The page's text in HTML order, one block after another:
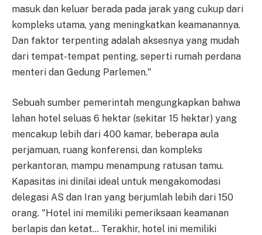
masuk dan keluar berada pada jarak yang cukup dari
kompleks utama, yang meningkatkan keamanannya.
Dan faktor terpenting adalah aksesnya yang mudah
dari tempat-tempat penting, seperti rumah perdana
menteri dan Gedung Parlemen."
Sebuah sumber pemerintah mengungkapkan bahwa
lahan hotel seluas 6 hektar (sekitar 15 hektar) yang
mencakup lebih dari 400 kamar, beberapa aula
perjamuan, ruang konferensi, dan kompleks
perkantoran, mampu menampung ratusan tamu.
Kapasitas ini dinilai ideal untuk mengakomodasi
delegasi AS dan Iran yang berjumlah lebih dari 150
orang. "Hotel ini memiliki pemeriksaan keamanan
berlapis dan ketat… Terakhir, hotel ini memiliki